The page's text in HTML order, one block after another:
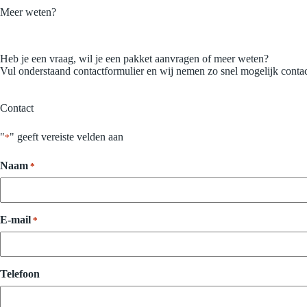
Meer weten?
Heb je een vraag, wil je een pakket aanvragen of meer weten?
Vul onderstaand contactformulier en wij nemen zo snel mogelijk
Contact
"*" geeft vereiste velden aan
Naam *
E-mail *
Telefoon